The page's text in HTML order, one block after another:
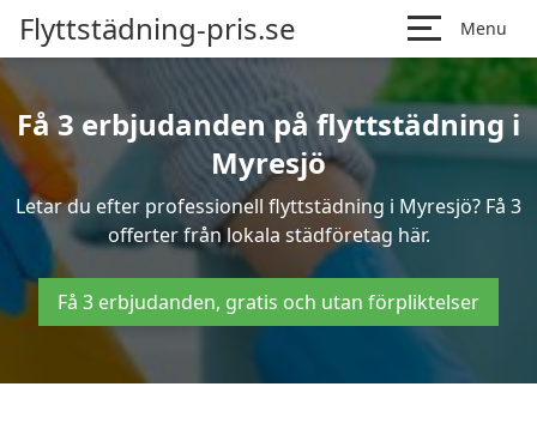
Flyttstädning-pris.se Menu
Få 3 erbjudanden på flyttstädning i
Myresjö
Letar du efter professionell flyttstädning i Myresjö? Få 3
offerter från lokala städföretag här.
Få 3 erbjudanden, gratis och utan förpliktelser